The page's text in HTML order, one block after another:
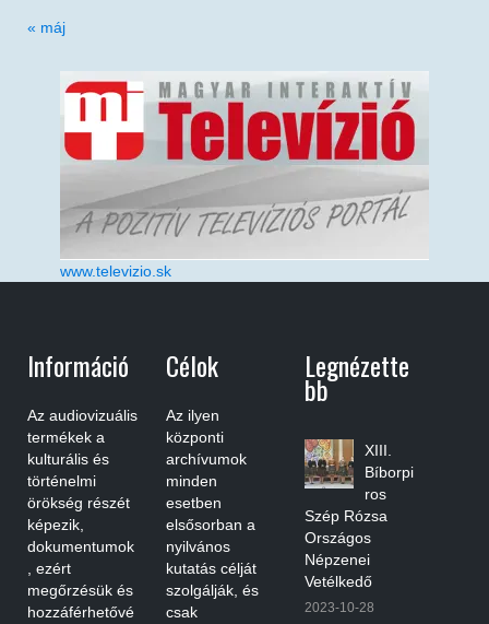
« máj
www.televizio.sk
Információ
Az audiovizuális
termékek a
kulturális és
történelmi
örökség részét
képezik,
dokumentumok
, ezért
megőrzésük és
hozzáférhetővé
Célok
Az ilyen
központi
archívumok
minden
esetben
elsősorban a
nyilvános
kutatás célját
szolgálják, és
csak
Legnézette
Bb
XIII.
Bíborpi
ros
Szép Rózsa
Országos
Népzenei
Vetélkedő
2023-10-28